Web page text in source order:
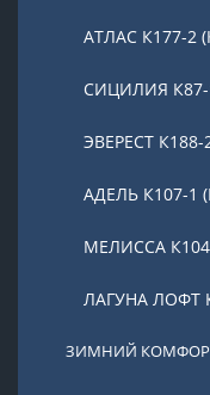
АТЛАС К177-
СИЦИЛИЯ
ЭВЕРЕСТ
АДЕЛЬ К107-
МЕЛИССА
ЛАГУНА ЛОФТ
ЗИМНИЙ